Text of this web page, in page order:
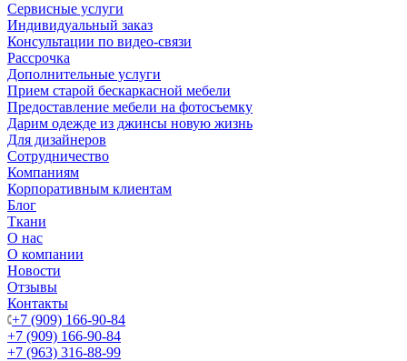
Сервисные услуги
Индивидуальный заказ
Консультации по видео-связи
Рассрочка
Дополнительные услуги
Прием старой бескаркасной мебели
Предоставление мебели на фотосъемку
Дарим одежде из джинсы новую жизнь
Для дизайнеров
Сотрудничество
Компаниям
Корпоративным клиентам
Блог
Ткани
О нас
О компании
Новости
Отзывы
Контакты
+7 (909) 166-90-84
+7 (909) 166-90-84
+7 (963) 316-88-99